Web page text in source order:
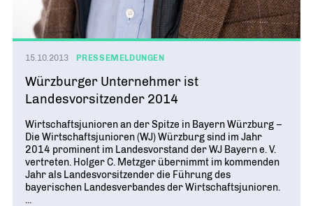
15.10.2013 PRESSEMELDUNGEN
Würzburger Unternehmer ist
Landesvorsitzender 2014
Wirtschaftsjunioren an der Spitze in Bayern Würzburg –
Die Wirtschaftsjunioren (WJ) Würzburg sind im Jahr
2014 prominent im Landesvorstand der WJ Bayern e. V.
vertreten. Holger C. Metzger übernimmt im kommenden
Jahr als Landesvorsitzender die Führung des
bayerischen Landesverbandes der Wirtschaftsjunioren.
...